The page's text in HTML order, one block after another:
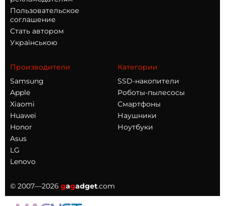
Пользовательское
соглашение
Стать автором
Українською
Производители
Samsung
Apple
Xiaomi
Huawei
Honor
Asus
LG
Lenovo
Категории
SSD-накопители
Роботы-пылесосы
Смартфоны
Наушники
Ноутбуки
© 2007—2026 gagadget.com